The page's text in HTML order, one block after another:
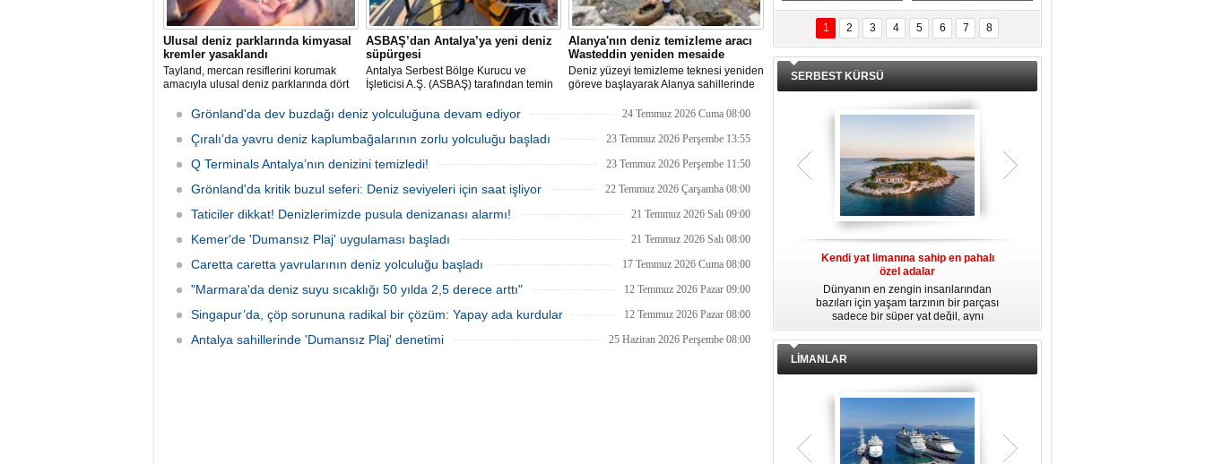
Ulusal deniz parklarında kimyasal
kremler yasaklandı
Tayland, mercan resiflerini korumak
amacıyla ulusal deniz parklarında dört
kremlerinin kullanımını resmen
ASBAŞ’dan Antalya’ya yeni deniz
süpürgesi
Antalya Serbest Bölge Kurucu ve
İşleticisi A.Ş. (ASBAŞ) tarafından temin
ve liman temizliği çalışmalarında aktif
olarak kullanılmaya başlandı.
Alanya'nın deniz temizleme aracı
Wasteddin yeniden mesaide
Deniz yüzeyi temizleme teknesi yeniden
göreve başlayarak Alanya sahillerinde
başladı.
Grönland'da dev buzdağı deniz yolculuğuna devam ediyor 24 Temmuz 2026 Cuma 08:00
Çıralı’da yavru deniz kaplumbağalarının zorlu yolculuğu başladı 23 Temmuz 2026 Perşembe 13:55
Q Terminals Antalya’nın denizini temizledi! 23 Temmuz 2026 Perşembe 11:50
Grönland'da kritik buzul seferi: Deniz seviyeleri için saat işliyor 22 Temmuz 2026 Çarşamba 08:00
Taticiler dikkat! Denizlerimizde pusula denizanası alarmı! 21 Temmuz 2026 Salı 09:00
Kemer'de 'Dumansız Plaj' uygulaması başladı 21 Temmuz 2026 Salı 08:00
Caretta caretta yavrularının deniz yolculuğu başladı 17 Temmuz 2026 Cuma 08:00
"Marmara'da deniz suyu sıcaklığı 50 yılda 2,5 derece arttı" 12 Temmuz 2026 Pazar 09:00
Singapur’da, çöp sorununa radikal bir çözüm: Yapay ada kurdular 12 Temmuz 2026 Pazar 08:00
Antalya sahillerinde 'Dumansız Plaj' denetimi 25 Haziran 2026 Perşembe 08:00
Göçmenlerin
imdadına Türk
sahipli MINA DENIZ
yetişti
Milas’taki yangın
yeniden termik
santrallere doğru
ilerliyor
1 2 3 4 5 6 7 8
SERBEST KÜRSÜ
Fransız Meridiam, Boğaz köprüleri
ihalesine hazırlanıyor iddiası
Bloomberg'in haberine göre Fransız
Temmuz Şehitler Köprüsü ile Fatih
Sultan Mehmet Köprüsü'nün
özelleştirilmesine yönelik ihaleyle
Kendi yat limanına sahip en pahalı
özel adalar
Dünyanın en zengin insanlarından
bazıları için yaşam tarzının bir parçası
sadece bir süper yat değil, aynı
zamanda kendi yat limanı, helikopter
pisti ve seçkin villaları da içeren koca
üretebilen bir yaşam alanına
LİMANLAR